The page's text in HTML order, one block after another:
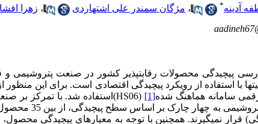
آدینه* ، مژگان سمندر علی اشتهاردی ، زهرا
پیچیدگی محصولات رقابت­پذیر کشور در صنعت پتروشیمی و
[1]
(
HS06)استفاده شد. با تمرکز بر
که با تقسیم­بندی